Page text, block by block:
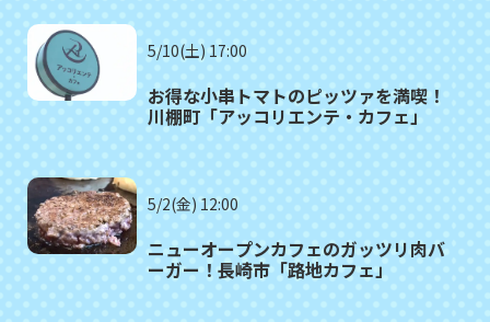
5/10(土) 17:00
お得な小串トマトのピッツァを満喫！
川棚町「アッコリエンテ・カフェ」
5/2(金) 12:00
ニューオープンカフェのガッツリ肉バ
ーガー！長崎市「路地カフェ」